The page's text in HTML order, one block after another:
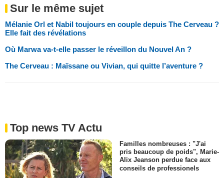
Sur le même sujet
Mélanie Orl et Nabil toujours en couple depuis The Cerveau ?
Elle fait des révélations
Où Marwa va-t-elle passer le réveillon du Nouvel An ?
The Cerveau : Maïssane ou Vivian, qui quitte l’aventure ?
Top news TV Actu
Familles nombreuses : "J'ai
pris beaucoup de poids", Marie-
Alix Jeanson perdue face aux
conseils de professionels